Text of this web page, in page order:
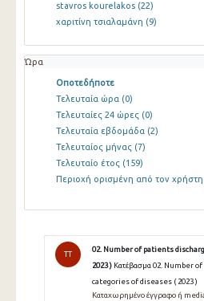
stavros kourelakos (22)
χαριτίνη τσιαλαμάνη (9)
Ώρα
Οποτεδήποτε
Τελευταία ώρα (0)
Τελευταίες 24 ώρες (0)
Τελευταία εβδομάδα (2)
Τελευταίος μήνας (7)
Τελευταίο έτος (159)
Περιοχή ορισμένη από τον
TT
02. Number of patients
2023 ) Κατέβασμα 02. Number
categories of diseases ( 2023 )
Καταχωρημένο έγγραφο ή